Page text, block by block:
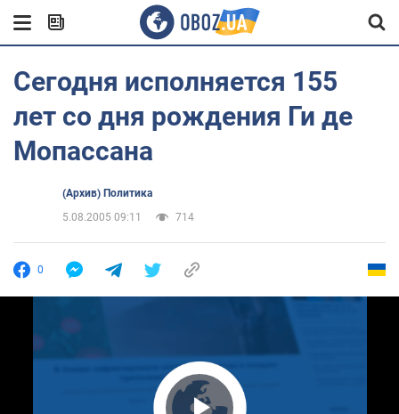
Сегодня исполняется 155
лет со дня рождения Ги де
Мопассана
(Архив) Политика
5.08.2005 09:11
714
0